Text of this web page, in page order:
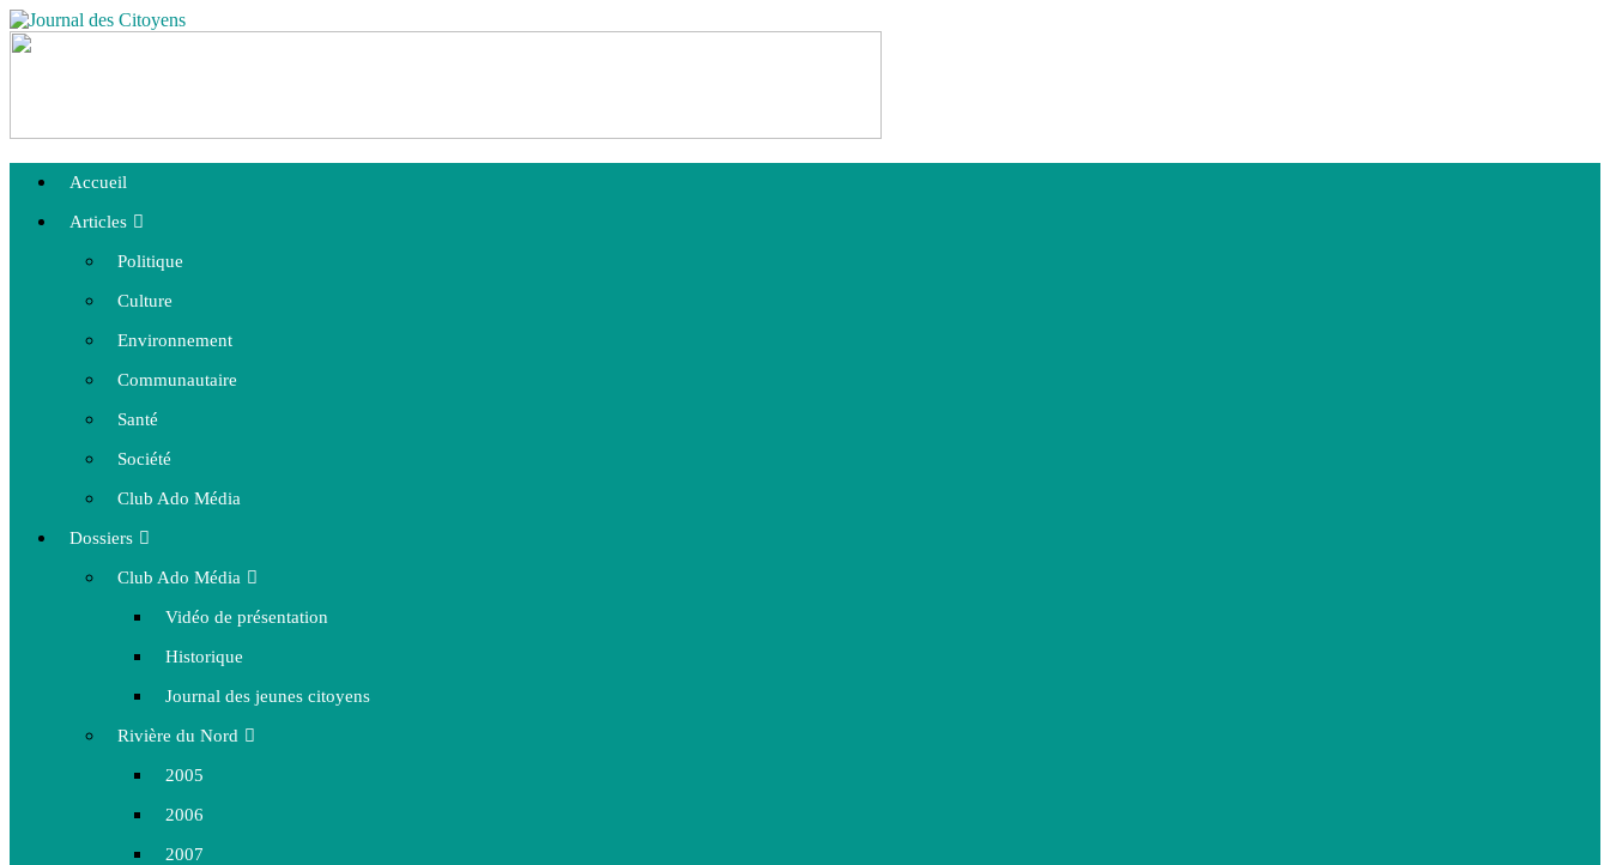
Accueil
Articles
Politique
Culture
Environnement
Communautaire
Santé
Société
Club Ado Média
Dossiers
Club Ado Média
Vidéo de présentation
Historique
Journal des jeunes citoyens
Rivière du Nord
2005
2006
2007